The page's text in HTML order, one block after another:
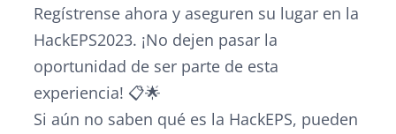
Regístrense ahora y aseguren su lugar en la
HackEPS2023. ¡No dejen pasar la
oportunidad de ser parte de esta
experiencia! 📋🌟
Si aún no saben qué es la HackEPS, pueden